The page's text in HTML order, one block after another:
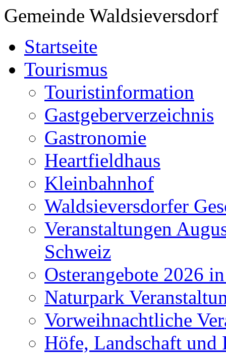
Gemeinde Waldsieversdorf
Startseite
Tourismus
Touristinformation
Gastgeberverzeichnis
Gastronomie
Heartfieldhaus
Kleinbahnhof
Waldsieversdorfer
Veranstaltungen
Schweiz
Osterangebote 2026
Naturpark
Vorweihnachtliche
Höfe, Landschaft und